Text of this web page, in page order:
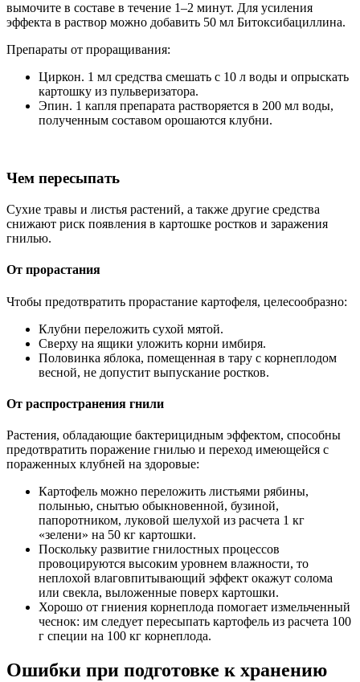
вымочите в составе в течение 1–2 минут. Для усиления
эффекта в раствор можно добавить 50 мл Битоксибациллина.
Препараты от проращивания:
Циркон. 1 мл средства смешать с 10 л воды и опрыскать
картошку из пульверизатора.
Эпин. 1 капля препарата растворяется в 200 мл воды,
полученным составом орошаются клубни.
Чем пересыпать
Сухие травы и листья растений, а также другие средства
снижают риск появления в картошке ростков и заражения
гнилью.
От прорастания
Чтобы предотвратить прорастание картофеля, целесообразно:
Клубни переложить сухой мятой.
Сверху на ящики уложить корни имбиря.
Половинка яблока, помещенная в тару с корнеплодом
весной, не допустит выпускание ростков.
От распространения гнили
Растения, обладающие бактерицидным эффектом, способны
предотвратить поражение гнилью и переход имеющейся с
пораженных клубней на здоровые:
Картофель можно переложить листьями рябины,
полынью, снытью обыкновенной, бузиной,
папоротником, луковой шелухой из расчета 1 кг
«зелени» на 50 кг картошки.
Поскольку развитие гнилостных процессов
провоцируются высоким уровнем влажности, то
неплохой влаговпитывающий эффект окажут солома
или свекла, выложенные поверх картошки.
Хорошо от гниения корнеплода помогает измельченный
чеснок: им следует пересыпать картофель из расчета 100
г специи на 100 кг корнеплода.
Ошибки при подготовке к хранению